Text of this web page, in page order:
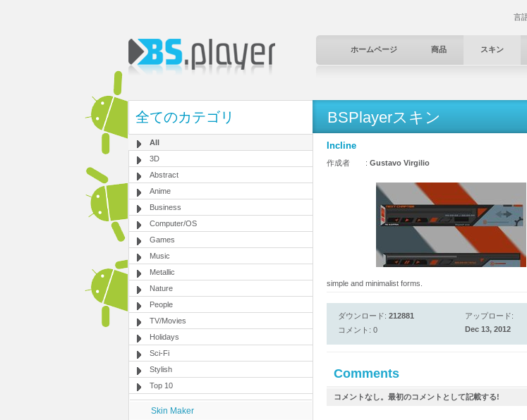
言
ホームページ 商品 スキン
全てのカテゴリ
All
3D
Abstract
Anime
Business
Computer/OS
Games
Music
Metallic
Nature
People
TV/Movies
Holidays
Sci-Fi
Stylish
Top 10
Skin Maker
BSPlayerスキン
Incline
作成者 : Gustavo Virgilio
simple and minimalist forms.
ダウンロード: 212881
コメント: 0
アップロード:
Dec 13, 2012
Comments
コメントなし。最初のコメントとして記載する!